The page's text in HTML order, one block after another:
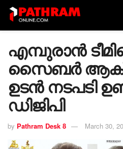
എമ്പുരാൻ
സൈബർ
ഉടൻ നടപടി
ഡിജിപി
by Pathram Desk 8 March 30,